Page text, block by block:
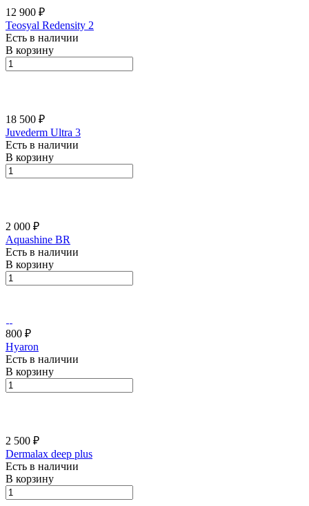
12 900 ₽
Teosyal Redensity 2
Есть в наличии
В корзину
18 500 ₽
Juvederm Ultra 3
Есть в наличии
В корзину
2 000 ₽
Aquashine BR
Есть в наличии
В корзину
800 ₽
Hyaron
Есть в наличии
В корзину
2 500 ₽
Dermalax deep plus
Есть в наличии
В корзину